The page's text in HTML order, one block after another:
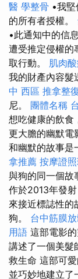
醫 學整骨 •我
的所有者授權。
•此通知中的信
遭受推定侵權的
取行動。 肌肉
我的財產內容髮
中 西區 推拿整
尼。 團體名稱
想吃健康的飲食
更大膽的幽默電
和幽默的故事是
拿推薦 按摩證
與狗的同一個故
作於2013年發
來接近標誌性的
狗。 台中筋膜
用語 這部電影
講述了一個美髮
救生命 這部可
並巧妙地建立了